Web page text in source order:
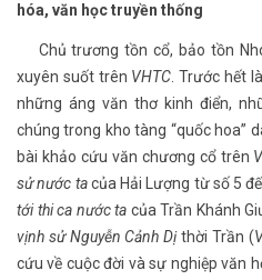
hóa, văn học truyền thống
Chủ trương tồn cổ, bảo tồn
xuyên suốt trên VHTC . Trước hết
những áng văn thơ kinh điển,
chúng trong kho tàng “quốc hoa”
bài khảo cứu văn chương cổ trên
sử nước tacủa Hải Lượng từ số 5
tới thi ca nước ta của Trần Khánh
vịnh sử Nguyễn Cảnh Dịthời Trần (
cứu về cuộc đời và sự nghiệp văn